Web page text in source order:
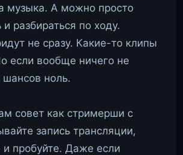
музыка. А можно просто
и разбираться по ходу.
не сразу. Какие-то клипы
если вообще ничего не
ноль.
совет как стримерши с
запись трансляции,
пробуйте. Даже если